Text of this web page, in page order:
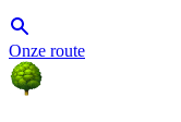
Onze route